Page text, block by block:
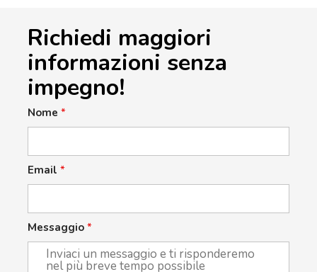
Richiedi maggiori
informazioni senza
impegno!
Nome *
Email *
Messaggio *